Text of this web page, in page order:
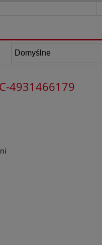
4931466179